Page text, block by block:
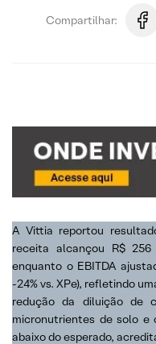
Compartilhar:
A Vittia reportou
receita alcançou R$ 256
enquanto o EBITDA
-24% vs. XPe), refletindo
redução da diluição de
micronutrientes de solo e
abaixo do esperado,